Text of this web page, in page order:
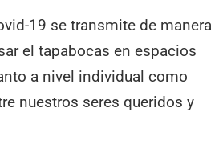
19 se transmite de manera
el tapabocas en espacios
a nivel individual como
nuestros seres queridos y